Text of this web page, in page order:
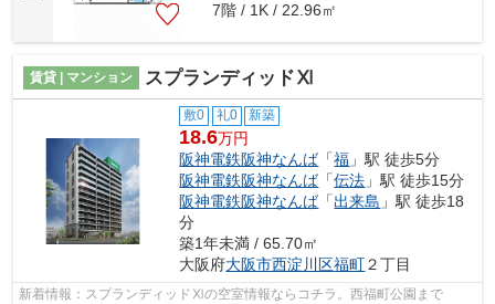
7階 / 1K / 22.96㎡
賃貸 | マンション スプランディッドⅪ
敷0 礼0 新築
18.6万円
阪神電鉄阪神なんば「福 」駅 徒歩5分
阪神電鉄阪神なんば「伝法 」駅 徒歩15分
阪神電鉄阪神なんば「出来島 」駅 徒歩18
分
築1年未満 / 65.70㎡
大阪府大阪市西淀川区福町２丁目
新着情報：スプランディッドⅪの空室情報ならコチラ。西福町公園まで